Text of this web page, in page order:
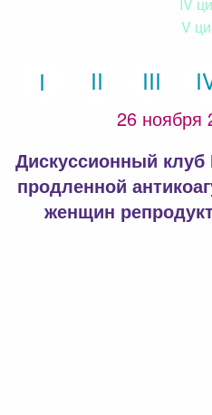
V
26 ноября
Дискуссионный
продленной
женщин